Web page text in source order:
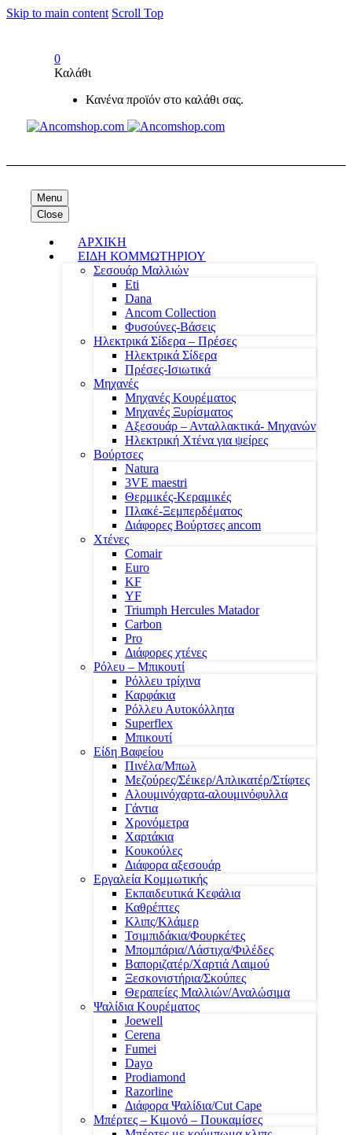
Skip to main content Scroll Top
0
Καλάθι
Κανένα προϊόν στο καλάθι σας.
Menu
Close
ΑΡΧΙΚΗ
ΕΙΔΗ ΚΟΜΜΩΤΗΡΙΟΥ
Σεσουάρ Μαλλιών
Eti
Dana
Ancom Collection
Φυσούνες-Βάσεις
Ηλεκτρικά Σίδερα – Πρέσες
Ηλεκτρικά Σίδερα
Πρέσες-Ισιωτικά
Μηχανές
Μηχανές Κουρέματος
Μηχανές Ξυρίσματος
Αξεσουάρ – Ανταλλακτικά- Μηχανών
Ηλεκτρική Χτένα για ψείρες
Βούρτσες
Natura
3VE maestri
Θερμικές-Κεραμικές
Πλακέ-Ξεμπερδέματος
Διάφορες Βούρτσες ancom
Χτένες
Comair
Euro
KF
YF
Triumph Hercules Matador
Carbon
Pro
Διάφορες χτένες
Ρόλευ – Μπικουτί
Ρόλλευ τρίχινα
Καρφάκια
Ρόλλευ Αυτοκόλλητα
Superflex
Μπικουτί
Είδη Βαφείου
Πινέλα/Μπωλ
Μεζούρες/Σέικερ/Απλικατέρ/Στίφτες
Αλουμινόχαρτα-αλουμινόφυλλα
Γάντια
Χρονόμετρα
Χαρτάκια
Κουκούλες
Διάφορα αξεσουάρ
Εργαλεία Κομμωτικής
Εκπαιδευτικά Κεφάλια
Καθρέπτες
Κλιπς/Κλάμερ
Τσιμπιδάκια/Φουρκέτες
Μπομπάρια/Λάστιχα/Φιλέδες
Βαποριζατέρ/Χαρτιά Λαιμού
Ξεσκονιστήρια/Σκούπες
Θεραπείες Μαλλιών/Αναλώσιμα
Ψαλίδια Κουρέματος
Joewell
Cerena
Fumei
Dayo
Prodiamond
Razorline
Διάφορα Ψαλίδια/Cut Cape
Μπέρτες – Κιμονό – Πουκαμίσες